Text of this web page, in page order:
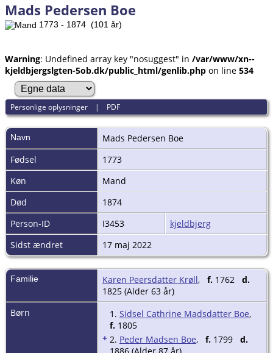
Mads Pedersen Boe
1773 - 1874 (101 år)
Warning: Undefined array key "nosuggest" in /var/www/xn--
kjeldbjergslgten-5ob.dk/public_html/genlib.php on line 534
Personlige oplysninger | PDF
Navn Mads Pedersen Boe
Fødsel
1773
Køn
Mand
Død
1874
Person-ID
I3453
kjeldbjerg
Sidst ændret
17 maj 2022
Familie Karen Peersdatter Krøll, f. 1762 d.
1825 (Alder 63 år)
Børn
1. Sidsel Cathrine Madsdatter Boe,
f. 1805
+ 2. Peder Madsen Boe, f. 1799 d.